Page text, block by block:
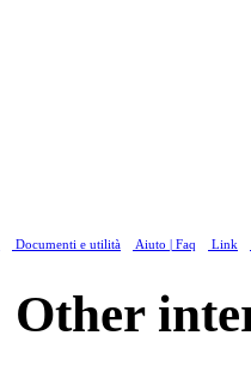
Documenti e utilità Aiuto | Faq Link
Other